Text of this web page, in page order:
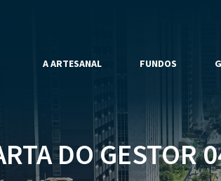
A ARTESANAL FUNDOS
DO GESTOR